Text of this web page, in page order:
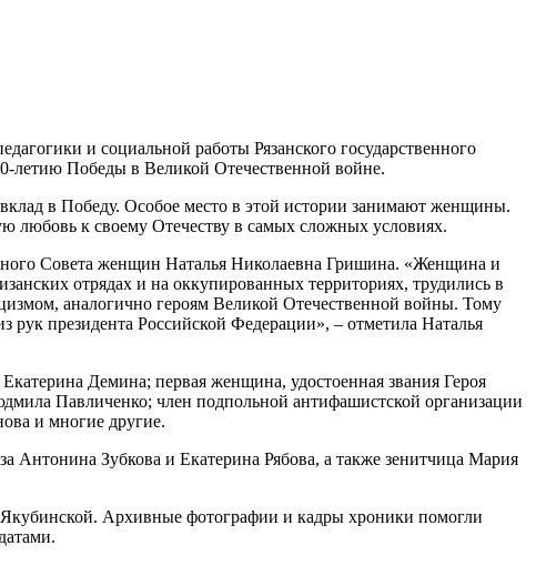
и социальной работы Рязанского государственного
летию Победы в Великой Отечественной войне.
в Победу. Особое место в этой истории занимают женщины.
любовь к своему Отечеству в самых сложных условиях.
Совета женщин Наталья Николаевна Гришина. «Женщина и
отрядах и на оккупированных территориях, трудились в
аналогично героям Великой Отечественной войны. Тому
президента Российской Федерации», – отметила Наталья
Демина; первая женщина, удостоенная звания Героя
Павличенко; член подпольной антифашистской организации
и многие другие.
Зубкова и Екатерина Рябова, а также зенитчица Мария
Архивные фотографии и кадры хроники помогли